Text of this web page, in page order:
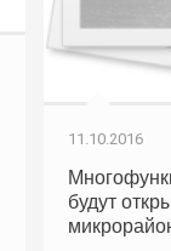
11.10.2016
будут